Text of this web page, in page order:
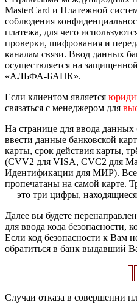
MasterCard и Платежной
соблюдения
платежа, для чего
проверки, шифрования и
каналам связи. Ввод данных
осуществляется на
«АЛЬФА-БАНК».
Если клиентом является
связаться с менеджером для
На странице для ввода данных
ввести данные банковской
карты, срок действия карты,
(CVV2 для VISA, CVC2 для
Идентификации для МИР).
пропечатаны на самой карте.
— это три цифры,
Далее вы будете
для ввода кода
Если код безопасности к Вам
обратиться в банк выдавший
Случаи отказа в совершении